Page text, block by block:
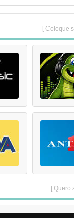
[ Coloque
[ Quero